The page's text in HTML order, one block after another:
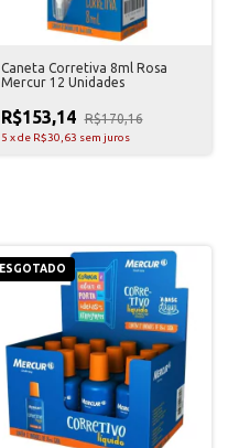
Caneta Corretiva 8ml Rosa
Mercur 12 Unidades
R$153,14 R$170,16
5 xde R$30,63 sem juros
ESGOTADO